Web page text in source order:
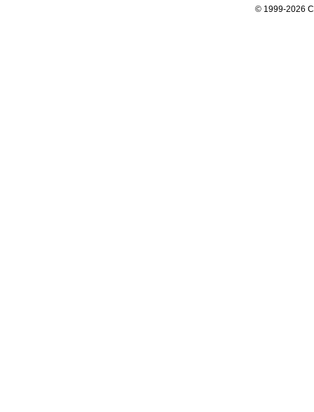
© 1999-2026